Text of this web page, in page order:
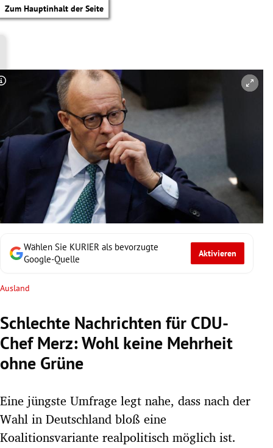
Zum Hauptinhalt der Seite
Untermenü
Untermenü
Untermenü
Untermenü
Untermenü
Untermenü
Wählen Sie KURIER als bevorzugte
Google-Quelle
Aktivieren
Ausland
Schlechte Nachrichten für CDU-
Chef Merz: Wohl keine Mehrheit
ohne Grüne
Eine jüngste Umfrage legt nahe, dass nach der
Wahl in Deutschland bloß eine
Koalitionsvariante realpolitisch möglich ist.
Copyright-Hinweis öffnen/schließen